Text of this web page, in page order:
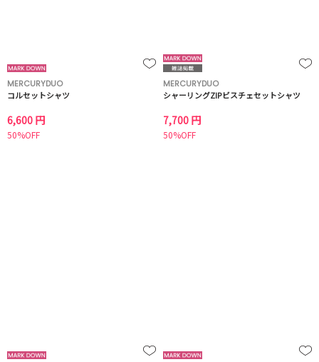
MERCURYDUO
コルセットシャツ
6,600 円
50%OFF
MERCURYDUO
シャーリングZIPビスチェセットシャツ
7,700 円
50%OFF